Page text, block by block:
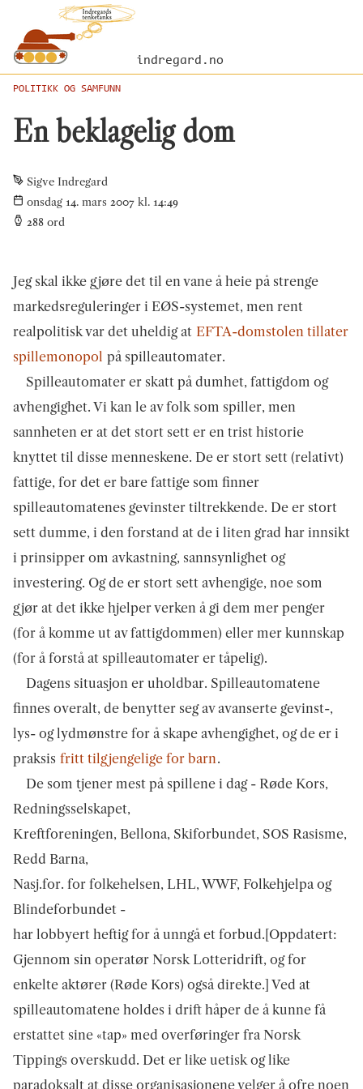
indregard.no
POLITIKK OG SAMFUNN
En beklagelig dom
Sigve Indregard
onsdag 14. mars 2007 kl. 14:49
288 ord
Jeg skal ikke gjøre det til en vane å heie på strenge
markedsreguleringer i EØS-systemet, men rent
realpolitisk var det uheldig at EFTA-domstolen tillater
spillemonopol på spilleautomater.
Spilleautomater er skatt på dumhet, fattigdom og
avhengighet. Vi kan le av folk som spiller, men
sannheten er at det stort sett er en trist historie
knyttet til disse menneskene. De er stort sett (relativt)
fattige, for det er bare fattige som finner
spilleautomatenes gevinster tiltrekkende. De er stort
sett dumme, i den forstand at de i liten grad har innsikt
i prinsipper om avkastning, sannsynlighet og
investering. Og de er stort sett avhengige, noe som
gjør at det ikke hjelper verken å gi dem mer penger
(for å komme ut av fattigdommen) eller mer kunnskap
(for å forstå at spilleautomater er tåpelig).
Dagens situasjon er uholdbar. Spilleautomatene
finnes overalt, de benytter seg av avanserte gevinst-,
lys- og lydmønstre for å skape avhengighet, og de er i
praksis fritt tilgjengelige for barn.
De som tjener mest på spillene i dag - Røde Kors,
Redningsselskapet,
Kreftforeningen, Bellona, Skiforbundet, SOS Rasisme,
Redd Barna,
Nasj.for. for folkehelsen, LHL, WWF, Folkehjelpa og
Blindeforbundet -
har lobbyert heftig for å unngå et forbud.[Oppdatert:
Gjennom sin operatør Norsk Lotteridrift, og for
enkelte aktører (Røde Kors) også direkte.] Ved at
spilleautomatene holdes i drift håper de å kunne få
erstattet sine «tap» med overføringer fra Norsk
Tippings overskudd. Det er like uetisk og like
paradoksalt at disse organisasjonene velger å ofre noen